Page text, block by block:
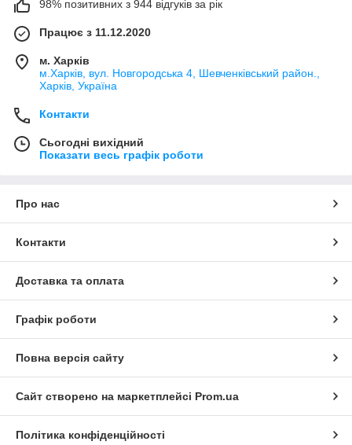
98% позитивних з 944 відгуків за рік
Працює з 11.12.2020
м. Харків
м.Харків, вул. Новгородська 4, Шевченківський район.,
Харків, Україна
Контакти
Сьогодні вихідний
Показати весь графік роботи
Про нас
Контакти
Доставка та оплата
Графік роботи
Повна версія сайту
Сайт створено на маркетплейсі Prom.ua
Політика конфіденційності